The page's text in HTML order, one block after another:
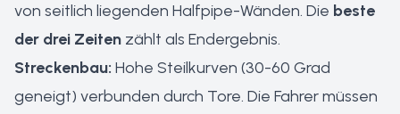
von seitlich liegenden Halfpipe-Wänden. Die beste
der drei Zeiten zählt als Endergebnis.
Streckenbau: Hohe Steilkurven (30-60 Grad
geneigt) verbunden durch Tore. Die Fahrer müssen